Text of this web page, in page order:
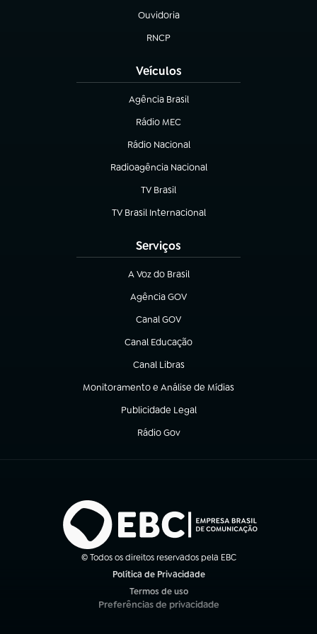
Ouvidoria
(abre em nova aba)
RNCP
(abre em nova aba)
Veículos
Agência Brasil
(abre em nova aba)
Rádio MEC
(abre em nova aba)
Rádio Nacional
Radioagência Nacional
(abre em nova aba)
TV Brasil
(abre em nova aba)
TV Brasil Internacional
(abre em nova aba)
Serviços
A Voz do Brasil
(abre em nova aba)
Agência GOV
(abre em nova aba)
Canal GOV
(abre em nova aba)
Canal Educação
(abre em nova aba)
Canal Libras
(abre em nova aba)
Monitoramento e Análise de Mídias
(abre em nova aba)
Publicidade Legal
(abre em nova aba)
Rádio Gov
(abre em nova aba)
© Todos os direitos reservados pela EBC
Política de Privacidade
Termos de uso
(abre em nova aba)
Preferências de privacidade